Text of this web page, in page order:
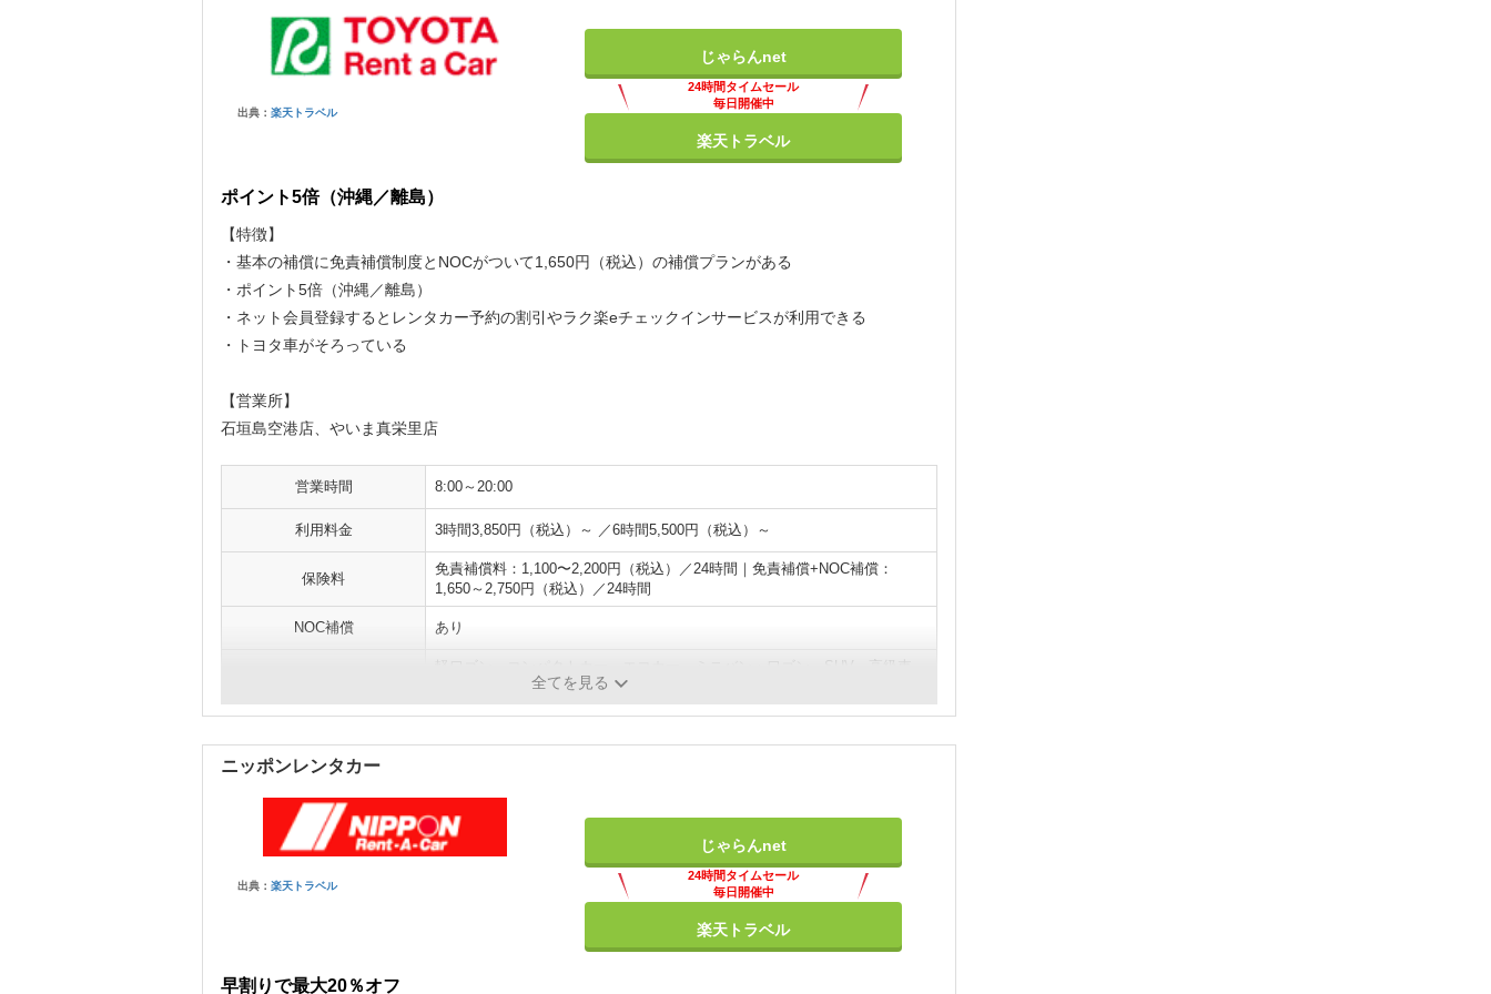
出典： 楽天トラベル
じゃらんnet
24時間タイムセール
毎日開催中
楽天トラベル
ポイント5倍（沖縄／離島）
【特徴】
・基本の補償に免責補償制度とNOCがついて1,650円（税込）の補償プランがある
・ポイント5倍（沖縄／離島）
・ネット会員登録するとレンタカー予約の割引やラク楽eチェックインサービスが利用できる
・トヨタ車がそろっている
【営業所】
石垣島空港店、やいま真栄里店
営業時間 8:00～20:00
利用料金 3時間3,850円（税込）～ ／6時間5,500円（税込）～
保険料
免責補償料：1,100〜2,200円（税込）／24時間｜免責補償+NOC補償：
1,650～2,750円（税込）／24時間
NOC補償 あり
トラック・ 軽トラ、バス、福祉車両
全てを見る
ニッポンレンタカー
出典： 楽天トラベル
じゃらんnet
24時間タイムセール
毎日開催中
楽天トラベル
早割りで最大20％オフ